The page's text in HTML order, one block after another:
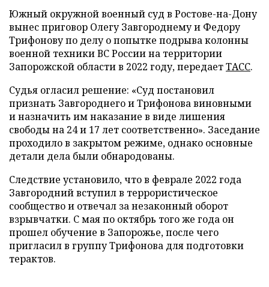
Южный окружной военный суд в Ростове-на-Дону
вынес приговор Олегу Завгороднему и Федору
Трифонову по делу о попытке подрыва колонны
военной техники ВС России на территории
Запорожской области в 2022 году, передаетТАСС.
Судья огласил решение: «Суд постановил
признать Завгороднего и Трифонова виновными
и назначить им наказание в виде лишения
свободы на 24 и 17 лет соответственно». Заседание
проходило в закрытом режиме, однако основные
детали дела были обнародованы.
Следствие установило, что в феврале 2022 года
Завгородний вступил в террористическое
сообщество и отвечал за незаконный оборот
взрывчатки. С мая по октябрь того же года он
прошел обучение в Запорожье, после чего
пригласил в группу Трифонова для подготовки
терактов.